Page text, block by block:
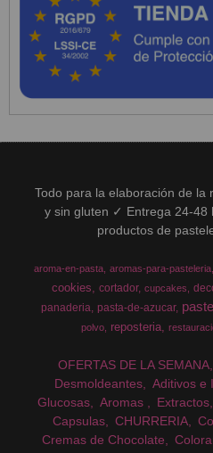
Todo para la elaboración de la
y sin gluten ✓ Entrega 24-
productos de
aroma-en-pasta aromas-para-pasteleria
cookies cortador cupcakes
panaderia pasta-de-azucar
polvo
reposteria
OFERTAS DE LA SEMANA
Desmoldeantes
Aditivos e
Glucosas
Aromas Extractos
Capsulas
CHURRERIA
Cremas de Chocolate